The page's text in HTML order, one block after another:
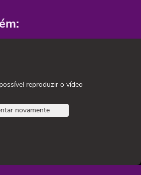
reproduzir o vídeo
novamente